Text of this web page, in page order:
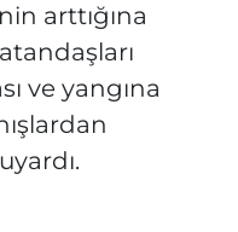
arttığına
ve yangına